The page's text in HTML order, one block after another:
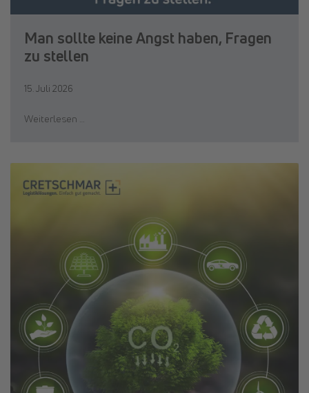
Man sollte keine Angst haben, Fragen
zu stellen
15. Juli 2026
Weiterlesen …